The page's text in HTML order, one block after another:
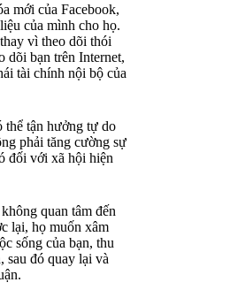
mới của Facebook,
của mình cho họ.
vì theo dõi thói
dõi bạn trên Internet,
tài chính nội bộ của
thể tận hưởng tự do
phải tăng cường sự
đối với xã hội hiện
quan tâm đến
lại, họ muốn xâm
sống của bạn, thu
sau đó quay lại và